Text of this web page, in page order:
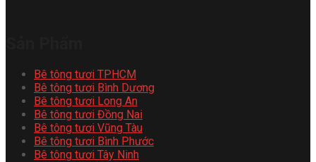
Bê tông tươi TPHCM
Bê tông tươi Bình Dương
Bê tông tươi Long An
Bê tông tươi Đồng Nai
Bê tông tươi Vũng Tàu
Bê tông tươi Bình Phước
Bê tông tươi Tây Ninh